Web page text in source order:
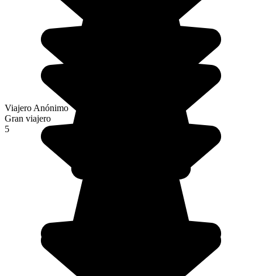
Viajero Anónimo
Gran viajero
5